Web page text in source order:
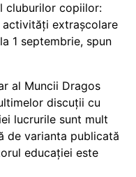
cluburilor copiilor:
extrașcolare
1 septembrie, spun
al Muncii Dragos
discuții cu
lucrurile sunt mult
de varianta publicată
educației este